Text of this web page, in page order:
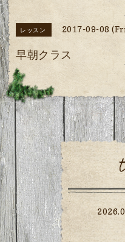
レッスン 2017-09-08
早朝クラス